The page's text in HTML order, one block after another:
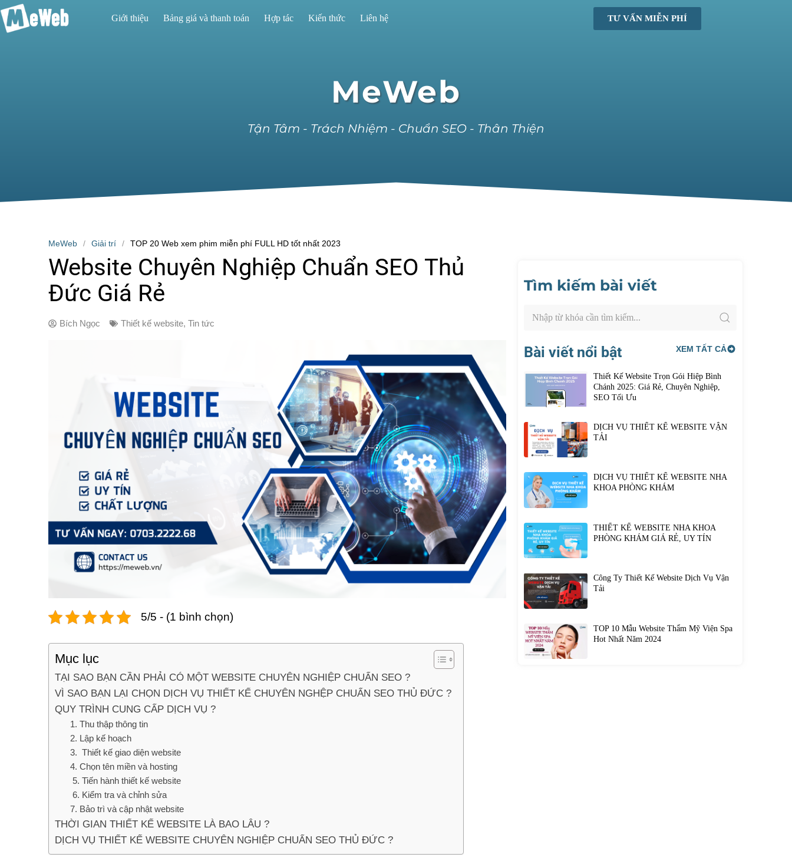
Giới thiệu Bảng giá và thanh toán Hợp tác Kiến thức Liên hệ TƯ VẤN MIỄN PHÍ
MeWeb
Tận Tâm - Trách Nhiệm - Chuẩn SEO - Thân Thiện
MeWeb Giải trí TOP 20 Web xem phim miễn phí FULL HD tốt nhất 2023
Website Chuyên Nghiệp Chuẩn SEO Thủ
Đức Giá Rẻ
Bích Ngọc Thiết kế website, Tin tức
5/5 - (1 bình chọn)
Mục lục
TẠI SAO BẠN CẦN PHẢI CÓ MỘT WEBSITE CHUYÊN NGHIỆP CHUẨN SEO ?
VÌ SAO BẠN LẠI CHỌN DỊCH VỤ THIẾT KẾ CHUYÊN NGHỆP CHUẨN SEO THỦ ĐỨC ?
QUY TRÌNH CUNG CẤP DỊCH VỤ ?
1. Thu thập thông tin
2. Lập kế hoạch
3. Thiết kế giao diện website
4. Chọn tên miền và hosting
5. Tiến hành thiết kế website
6. Kiểm tra và chỉnh sửa
7. Bảo trì và cập nhật website
THỜI GIAN THIẾT KẾ WEBSITE LÀ BAO LÂU ?
DỊCH VỤ THIẾT KẾ WEBSITE CHUYÊN NGHIỆP CHUẨN SEO THỦ ĐỨC ?
Tìm kiếm bài viết
Bài viết nổi bật XEM TẤT CẢ
Thiết Kế Website Trọn Gói Hiệp Bình
Chánh 2025: Giá Rẻ, Chuyên Nghiệp,
SEO Tối Ưu
DỊCH VỤ THIẾT KẾ WEBSITE VẬN
TẢI
DỊCH VỤ THIẾT KẾ WEBSITE NHA
KHOA PHÒNG KHÁM
THIẾT KẾ WEBSITE NHA KHOA
PHÒNG KHÁM GIÁ RẺ, UY TÍN
Công Ty Thiết Kế Website Dịch Vụ Vận
Tải
TOP 10 Mẫu Website Thẩm Mỹ Viện Spa
Hot Nhất Năm 2024